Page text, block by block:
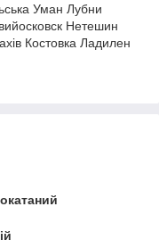
Уман Лубни
Нетешин
Костовка Ладилен